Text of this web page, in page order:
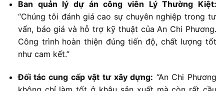
Ban quản lý dự áncôngviên LýThường Kiệt:
“Chúng tôi đánh giácao sựchuyên nghiệptrongtư
vấn, báogiávà hỗtrợ kỹ thuật củaAn Chi Phương.
Công trình hoàn thiện đúngtiếnđộ, chất lượngtốt
như cam kết.”
Đốitáccung cấpvật tư xâydựng: “An Chi Phương